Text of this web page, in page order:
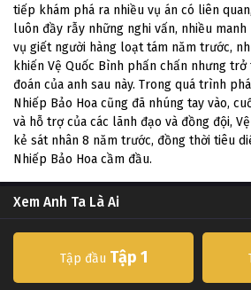
tiếp khám phá ra nhiều vụ án có liên
luôn đầy rẫy những nghi vấn, nhiều
vụ giết người hàng loạt tám năm trước,
khiến Vệ Quốc Bình phấn chấn nhưng
đoán của anh sau này. Trong quá trình
Nhiếp Bảo Hoa cũng đã nhúng tay vào,
và hỗ trợ của các lãnh đạo và đồng đội,
kẻ sát nhân 8 năm trước, đồng thời tiêu
Nhiếp Bảo Hoa cầm đầu.
Xem Anh Ta Là Ai
Tập đầu Tập 1